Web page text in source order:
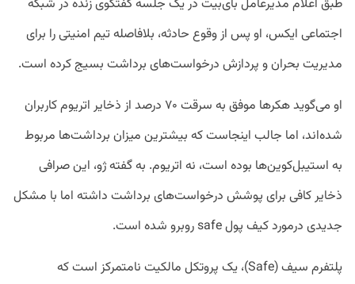
طبق اعلام مدیرعامل بای‌بیت در یک جلسه گفتگوی زنده در شبکه
اجتماعی ایکس، او پس از وقوع حادثه، بلافاصله تیم امنیتی را برای
مدیریت بحران و پردازش درخواست‌های برداشت بسیج کرده است.
او می‌گوید هکرها موفق به سرقت ۷۰ درصد از ذخایر اتریوم کاربران
شده‌اند، اما جالب اینجاست که بیشترین میزان برداشت‌ها مربوط
به استیبل‌کوین‌ها بوده است، نه اتریوم. به گفته ژو، این صرافی
ذخایر کافی برای پوشش درخواست‌های برداشت داشته اما با مشکل
جدیدی درمورد کیف پول safe روبرو شده است.
پلتفرم سیف (Safe)، یک پروتکل مالکیت نامتمرکز است که